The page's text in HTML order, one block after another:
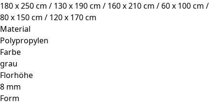
180 x 250 cm / 130 x 190 cm / 160 x 210 cm / 60 x 100 cm /
80 x 150 cm / 120 x 170 cm
Material
Polypropylen
Farbe
grau
Florhöhe
8 mm
Form